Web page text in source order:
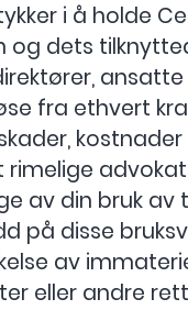
i å holde
og dets
fra ethvert
rimelige
av din bruk av
på disse
av
eller andre